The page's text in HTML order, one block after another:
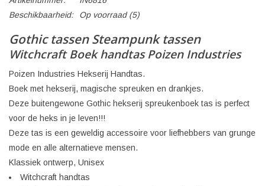
Beschikbaarheid:
Op voorraad(5)
Gothic tassen Steampunk tassen
Witchcraft Boek handtas Poizen Industries
Poizen Industries Hekserij Handtas.
Boek met hekserij, magische spreuken en drankjes.
Deze buitengewone Gothic hekserij spreukenboek tas is perfect
voor de heks in je leven!!!
Deze tas is een geweldig accessoire voor liefhebbers van grunge
mode en alle alternatieve mensen.
Klassiek ontwerp, Unisex
Witchcraft handtas